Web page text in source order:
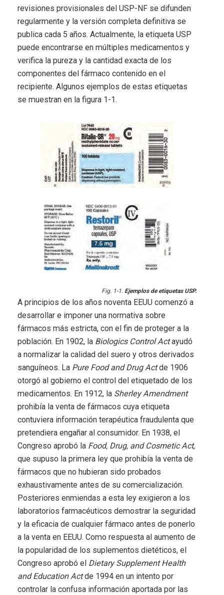
revisiones provisionales del USP-NF se difunden
regularmente y la versión completa definitiva se
publica cada 5 años. Actualmente, la etiqueta USP
puede encontrarse en múltiples medicamentos y
verifica la pureza y la cantidad exacta de los
componentes del fármaco contenido en el
recipiente. Algunos ejemplos de estas etiquetas
se muestran en la figura 1-1.
Fig. 1-1. Ejemplos de etiquetas USP.
A principios de los años noventa EEUU comenzó a
desarrollar e imponer una normativa sobre
fármacos más estricta, con el fin de proteger a la
población. En 1902, la Biologics Control Actayudó
a normalizar la calidad del suero y otros derivados
sanguíneos. La Pure Food and Drug Actde 1906
otorgó al gobierno el control del etiquetado de los
medicamentos. En 1912, la Sherley Amendment
prohibía la venta de fármacos cuya etiqueta
contuviera información terapéutica fraudulenta que
pretendiera engañar al consumidor. En 1938, el
Congreso aprobó la Food, Drug, and Cosmetic Act,
que supuso la primera ley que prohibía la venta de
fármacos que no hubieran sido probados
exhaustivamente antes de su comercialización.
Posteriores enmiendas a esta ley exigieron a los
laboratorios farmacéuticos demostrar la seguridad
y la eficacia de cualquier fármaco antes de ponerlo
a la venta en EEUU. Como respuesta al aumento de
la popularidad de los suplementos dietéticos, el
Congreso aprobó el Dietary Supplement Health
and Education Actde 1994 en un intento por
controlar la confusa información aportada por las